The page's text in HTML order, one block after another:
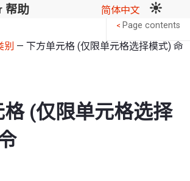
帮助 简体中文
别 — 下方单元格 (仅限单元格选择模式) 命
(仅限单元格选择
< Page contents